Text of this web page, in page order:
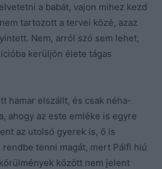
a babát, vajon mihez kezd
tartozott a tervei közé, azaz
Nem, arról szó sem lehet,
kerüljön élete tágas
hamar elszállt, és csak néha-
ahogy az este emléke is egyre
az utolsó gyerek is, ő is
rendbe tenni magát, mert Pálfi hiú
között nem jelent